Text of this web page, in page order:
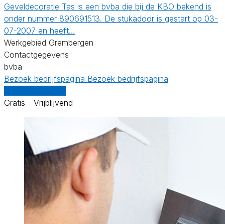
Geveldecoratie Tas is een bvba die bij de KBO bekend is
onder nummer 890691513. De stukadoor is gestart op 03-
07-2007 en heeft…
Werkgebied Grembergen
Contactgegevens
bvba
Bezoek bedrijfspagina Bezoek bedrijfspagina
Gratis - Vrijblijvend